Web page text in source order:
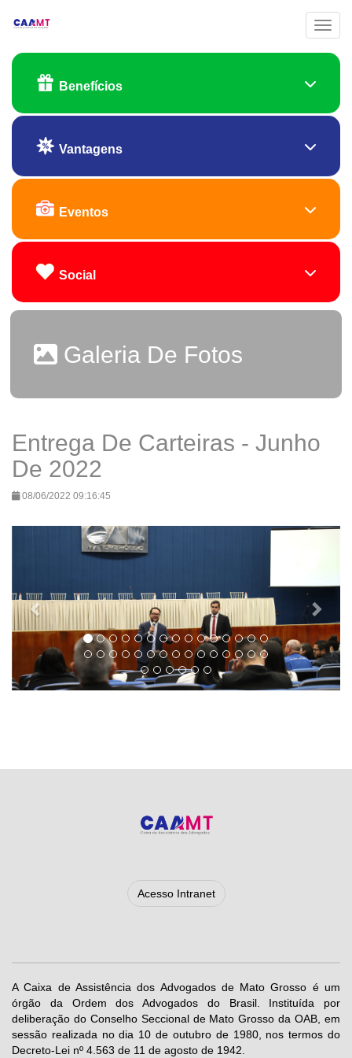
Benefícios
Vantagens
Eventos
Social
Galeria De Fotos
Entrega De Carteiras - Junho
De 2022
08/06/2022 09:16:45
Previous
Acesso Intranet
A Caixa de Assistência dos Advogados de Mato Grosso é um
órgão da Ordem dos Advogados do Brasil. Instituída por
deliberação do Conselho Seccional de Mato Grosso da OAB, em
sessão realizada no dia 10 de outubro de 1980, nos termos do
Decreto-Lei nº 4.563 de 11 de agosto de 1942.